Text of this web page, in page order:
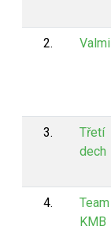
2. Valmi
3.
Třetí
dech
4.
Team
KMB